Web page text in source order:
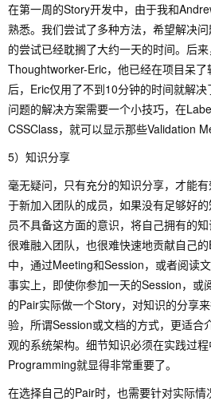
在第一周的Story开发中，由于我和
熟悉。我们尝试了多种方法，希望解决
的尝试已经耽搁了大约一天的时间。后
Thoughtworker-Eric，他已经在项目呆
后，Eric仅用了不到10分钟的时间就解
问题的解决方案需要一个小技巧，在
CSSClass，就可以显示那些Validation
5）知识分享
毫无疑问，只有充分的知识分享，才能
于新加入团队的成员，如果没有足够好
员不具备这方面的意识，将自己拥有的
很难融入团队，也很难快速地贡献自己
中，通过Meeting和Session，或者阅读
事实上，即使你参加一天的Session，或
的Pair实际做一个Story，对知识的分享
验，所谓Session或文档的方式，更适合
观的系统架构。细节知识必须在实践过
Programming就显得非常重要了。
在选择自己的Pair时，也需要针对实际